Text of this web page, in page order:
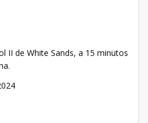
II de White Sands, a 15 minutos